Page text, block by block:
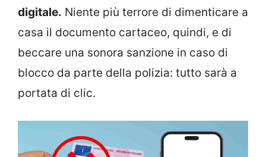
digitale. Niente più terrore di dimenticare a
casa il documento cartaceo, quindi, e di
beccare una sonora sanzione in caso di
blocco da parte della polizia: tutto sarà a
portata di clic.